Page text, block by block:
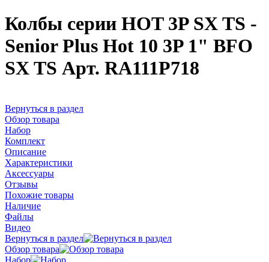
Колбы серии HOT 3P SX TS -
Senior Plus Hot 10 3P 1" BFO
SX TS Арт. RA111P718
Вернуться в раздел
Обзор товара
Набор
Комплект
Описание
Характеристики
Аксессуары
Отзывы
Похожие товары
Наличие
Файлы
Видео
Вернуться в раздел
Обзор товара
Набор